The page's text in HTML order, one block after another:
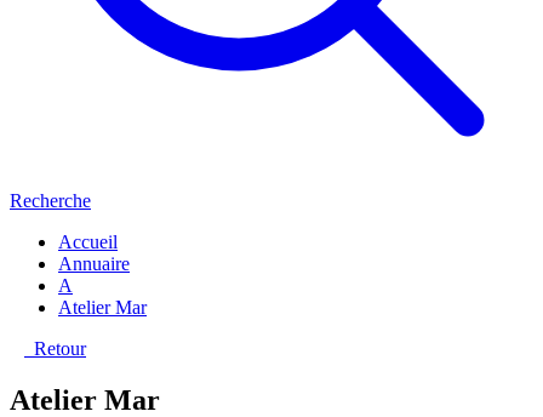
Recherche
Accueil
Annuaire
A
Atelier Mar
Retour
Atelier Mar